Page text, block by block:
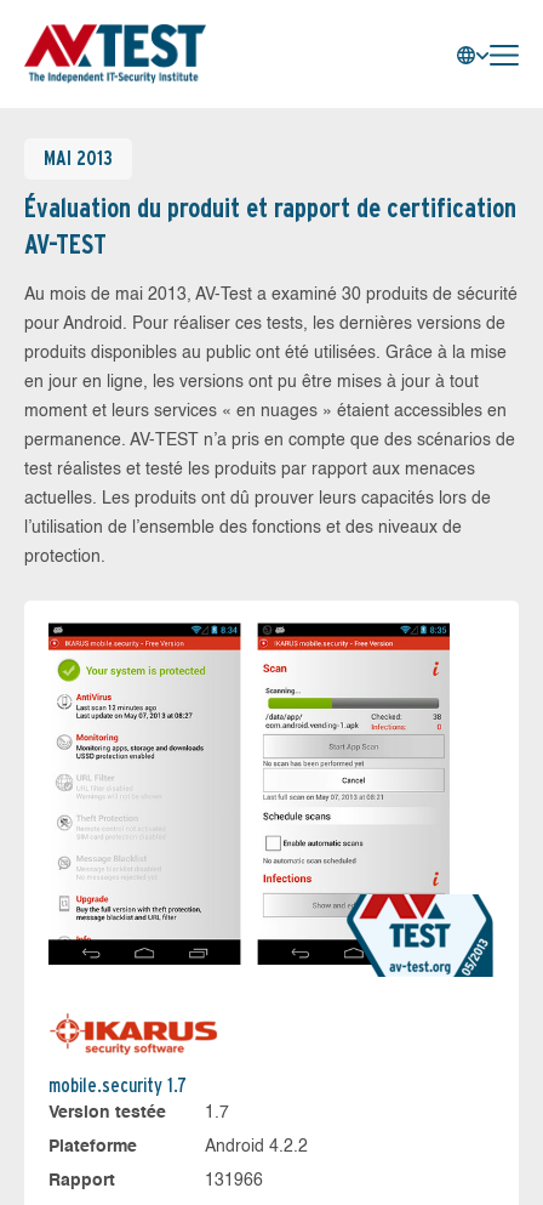
MAI 2013
Évaluation du produit et rapport de certification
AV-TEST
Au mois de mai 2013, AV-Test a examiné 30 produits de sécurité
pour Android. Pour réaliser ces tests, les dernières versions de
produits disponibles au public ont été utilisées. Grâce à la mise
en jour en ligne, les versions ont pu être mises à jour à tout
moment et leurs services « en nuages » étaient accessibles en
permanence. AV-TEST n’a pris en compte que des scénarios de
test réalistes et testé les produits par rapport aux menaces
actuelles. Les produits ont dû prouver leurs capacités lors de
l’utilisation de l’ensemble des fonctions et des niveaux de
protection.
mobile.security 1.7
Version testée
1.7
Plateforme
Android 4.2.2
Rapport
131966